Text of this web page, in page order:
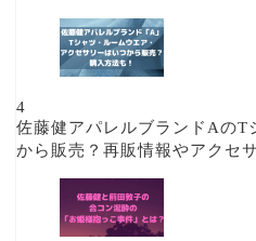
4
佐藤健アパレルブランドAのT
から販売？再販情報やアクセ